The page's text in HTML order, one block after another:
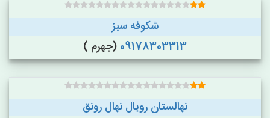
شکوفه سبز
09178303313 (جهرم )
نهالستان رویال نهال رونق